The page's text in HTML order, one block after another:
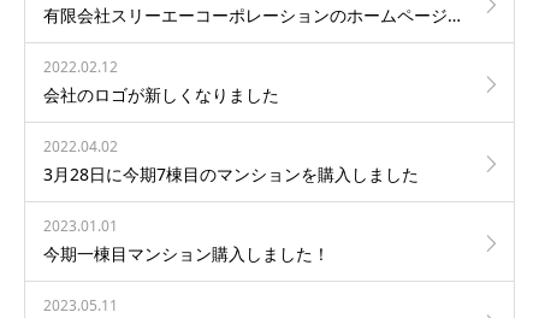
有限会社スリーエーコーポレーションのホームページを新しくオープンしました。
2022.02.12
会社のロゴが新しくなりました
2022.04.02
3月28日に今期7棟目のマンションを購入しました
2023.01.01
今期一棟目マンション購入しました！
2023.05.11